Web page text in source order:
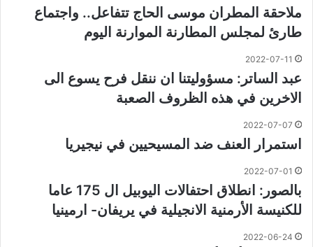
ملاحقة المطران موسى الحاج تتفاعل.. واجتماع
طارئ لمجلس المطارنة الموارنة اليوم
2022-07-11
عبد الساتر: مسؤوليتنا ان ننقل فرح يسوع الى
الاخرين في هذه الظروف الصعبة
2022-07-07
استمرار العنف ضد المسيحيين في نيجيريا
2022-07-01
بالصور: انطلاق احتفالات اليوبيل ال 175 عاما
للكنيسة الأرمنية الانجيلية في يريفان- ارمينيا
2022-06-24